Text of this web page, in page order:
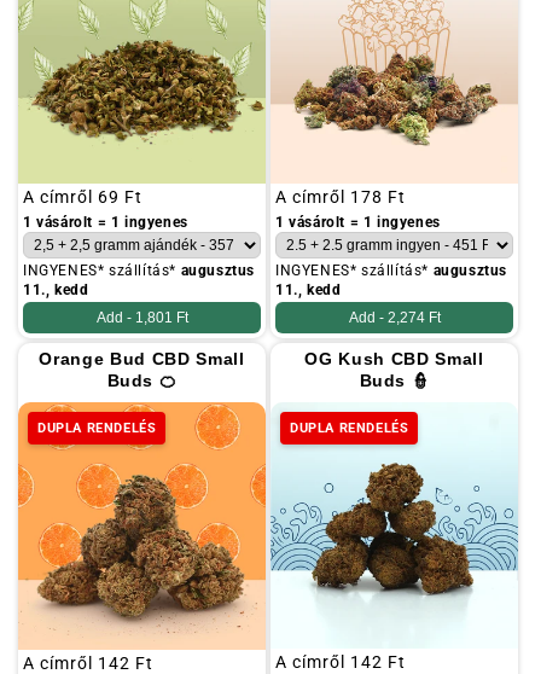
Szokásos
ár
A címről 69 Ft
1 vásárolt = 1 ingyenes
INGYENES* szállítás* augusztus
11., kedd
Add - 1,801 Ft
Szokásos
ár
A címről 178 Ft
1 vásárolt = 1 ingyenes
INGYENES* szállítás* augusztus
11., kedd
Add - 2,274 Ft
Orange Bud CBD Small
Buds 🍊
DUPLA RENDELÉS
Szokásos
A címről 142 Ft
OG Kush CBD Small
Buds 👮
DUPLA RENDELÉS
Szokásos
A címről 142 Ft